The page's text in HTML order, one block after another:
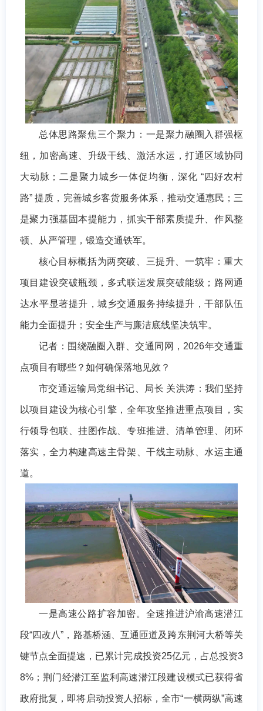
总体思路聚焦三个聚力：一是聚力融圈入群强枢
纽，加密高速、升级干线、激活水运，打通区域协同
大动脉；二是聚力城乡一体促均衡，深化 “四好农村
路” 提质，完善城乡客货服务体系，推动交通惠民；三
是聚力强基固本提能力，抓实干部素质提升、作风整
顿、从严管理，锻造交通铁军。
核心目标概括为两突破、三提升、一筑牢：重大
项目建设突破瓶颈，多式联运发展突破能级；路网通
达水平显著提升，城乡交通服务持续提升，干部队伍
能力全面提升；安全生产与廉洁底线坚决筑牢。
记者：围绕融圈入群、交通同网，2026年交通重
点项目有哪些？如何确保落地见效？
市交通运输局党组书记、局长 关洪涛：我们坚持
以项目建设为核心引擎，全年攻坚推进重点项目，实
行领导包联、挂图作战、专班推进、清单管理、闭环
落实，全力构建高速主骨架、干线主动脉、水运主通
道。
一是高速公路扩容加密。全速推进沪渝高速潜江
段“四改八”，路基桥涵、互通匝道及跨东荆河大桥等关
键节点全面提速，已累计完成投资25亿元，占总投资3
8%；荆门经潜江至监利高速潜江段建设模式已获得省
政府批复，即将启动投资人招标，全市“一横两纵”高速